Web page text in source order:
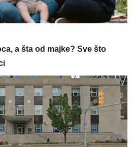
a šta od majke? Sve što